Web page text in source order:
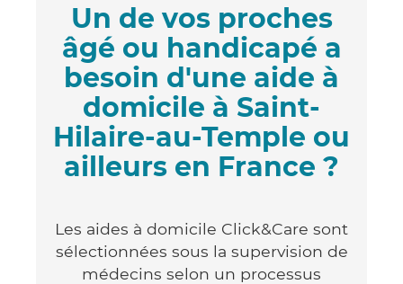
Un de vos proches
âgé ou handicapé a
besoin d'une aide à
domicile à Saint-
Hilaire-au-Temple ou
ailleurs en France ?
Les aides à domicile Click&Care sont
sélectionnées sous la supervision de
médecins selon un processus